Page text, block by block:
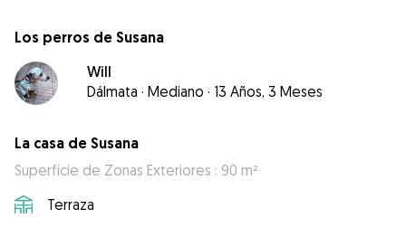
Los perros de Susana
Will
Dálmata · Mediano · 13 Años, 3 Meses
La casa de Susana
Superficie de Zonas Exteriores : 90 m²
Terraza